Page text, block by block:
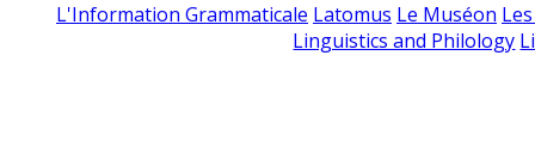
L'Information Grammaticale Latomus Le Muséon
Linguistics and Philology